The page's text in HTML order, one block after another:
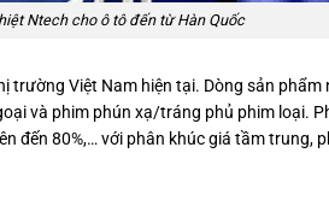
Ntech cho ô tô đến từ Hàn Quốc
trường Việt Nam hiện tại. Dòng sản phẩm
và phim phún xạ/tráng phủ phim loại.
đến 80%,… với phân khúc giá tầm trung,